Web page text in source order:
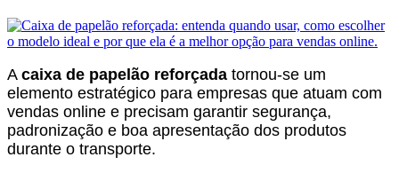
A caixa de papelão reforçada tornou-se um
elemento estratégico para empresas que atuam com
vendas online e precisam garantir segurança,
padronização e boa apresentação dos produtos
durante o transporte.